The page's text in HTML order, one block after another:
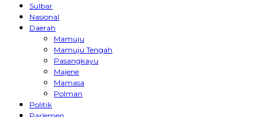
Sulbar
Nasional
Daerah
Mamuju
Mamuju Tengah
Pasangkayu
Majene
Mamasa
Polman
Politik